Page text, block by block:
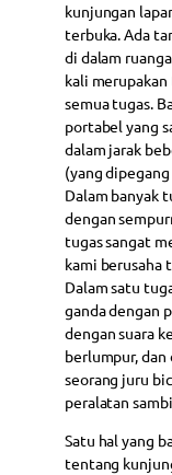
kunjungan
terbuka. Ada
di dalam
kali
semua tugas.
portabel yang
dalam jarak
(yang
Dalam banyak
dengan
tugas sangat
kami berusaha
Dalam satu
ganda dengan
dengan suara
berlumpur,
seorang juru
peralatan
Satu hal yang
tentang